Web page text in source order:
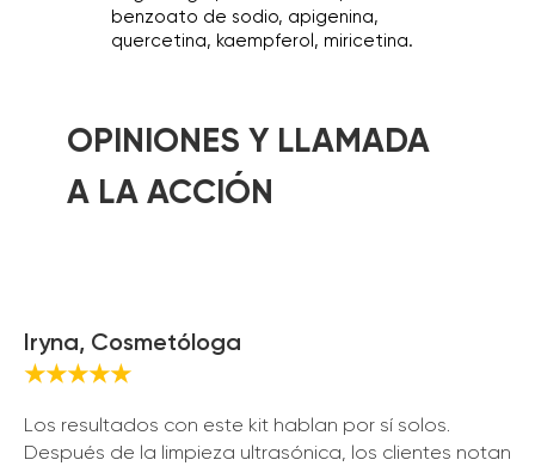
benzoato de sodio, apigenina,
quercetina, kaempferol, miricetina.
Iryna, Cosmetóloga
★★★★★
Los resultados con este kit hablan por sí solos.
Después de la limpieza ultrasónica, los clientes notan